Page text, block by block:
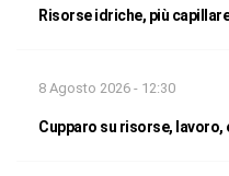
Risorse idriche, più
8 Agosto 2026 - 12:30
Cupparo su risorse, lavoro,